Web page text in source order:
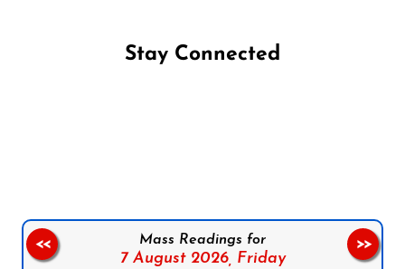
Stay Connected
Mass Readings for
7 August 2026, Friday
<< >>